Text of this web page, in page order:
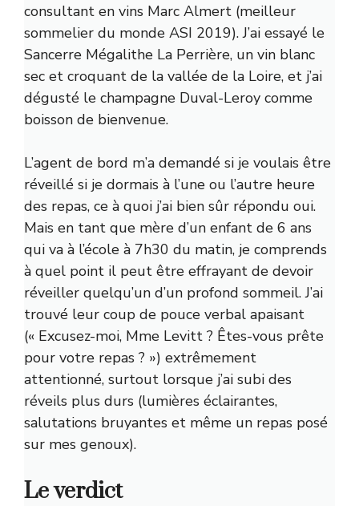
consultant en vins Marc Almert (meilleur
sommelier du monde ASI 2019). J’ai essayé le
Sancerre Mégalithe La Perrière, un vin blanc
sec et croquant de la vallée de la Loire, et j’ai
dégusté le champagne Duval-Leroy comme
boisson de bienvenue.
L’agent de bord m’a demandé si je voulais être
réveillé si je dormais à l’une ou l’autre heure
des repas, ce à quoi j’ai bien sûr répondu oui.
Mais en tant que mère d’un enfant de 6 ans
qui va à l’école à 7h30 du matin, je comprends
à quel point il peut être effrayant de devoir
réveiller quelqu’un d’un profond sommeil. J’ai
trouvé leur coup de pouce verbal apaisant
(« Excusez-moi, Mme Levitt ? Êtes-vous prête
pour votre repas ? ») extrêmement
attentionné, surtout lorsque j’ai subi des
réveils plus durs (lumières éclairantes,
salutations bruyantes et même un repas posé
sur mes genoux).
Le verdict